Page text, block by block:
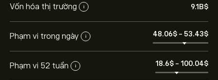
Vốn hóa thị trường i 9.1B‎$‎
Phạm vi trong ngày i 48.06‎$‎ - 53.43‎$‎
Phạm vi 52 tuần i 18.6‎$‎ - 100.04‎$‎